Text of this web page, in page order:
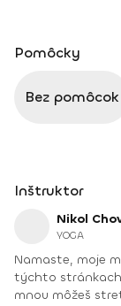
Pomôcky
Bez pomôcok
Inštruktor
Nikol
YOGA
Namaste, moje meno je Nikol a teším sa, že ťa môžem na
týchto stránkach sprevádzať
mnou môžeš